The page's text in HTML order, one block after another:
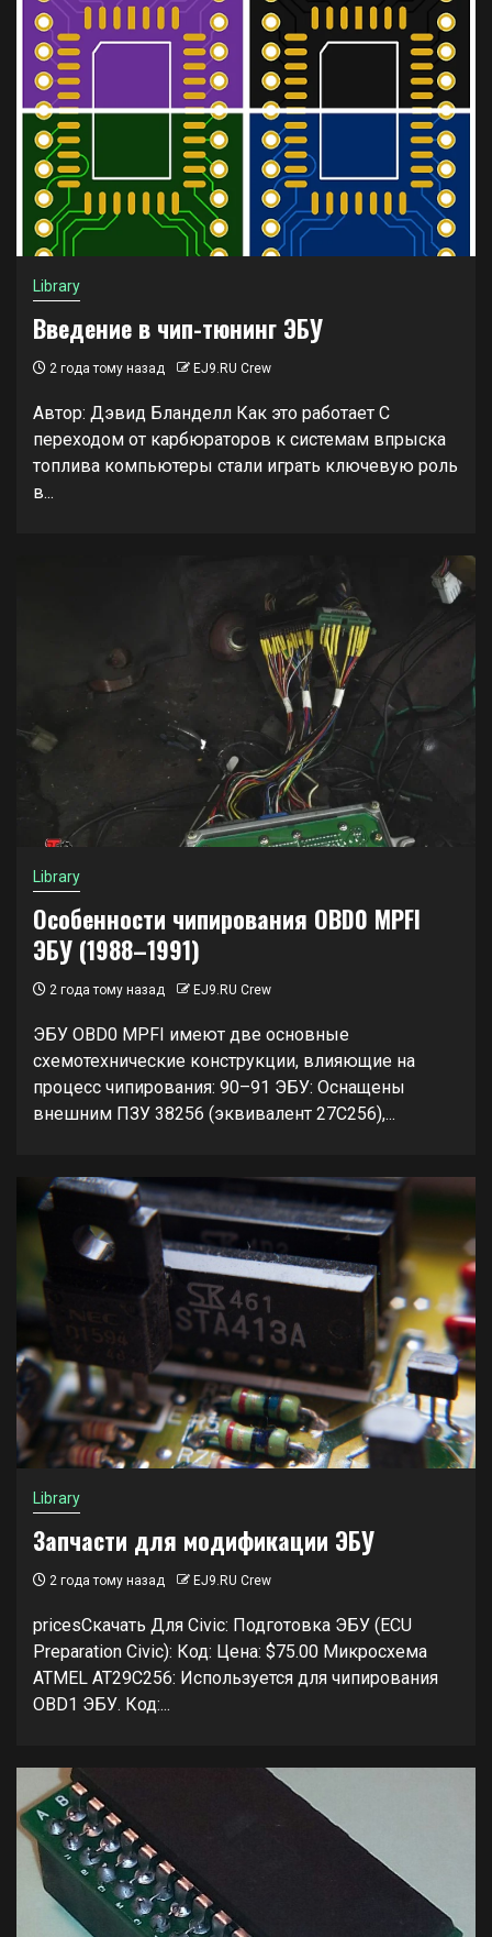
Library
Введение в чип-тюнинг ЭБУ
2 года тому назад EJ9.RU Crew
Автор: Дэвид Бланделл Как это работает С
переходом от карбюраторов к системам впрыска
топлива компьютеры стали играть ключевую роль
в...
Library
Особенности чипирования OBD0 MPFI
ЭБУ (1988–1991)
2 года тому назад EJ9.RU Crew
ЭБУ OBD0 MPFI имеют две основные
схемотехнические конструкции, влияющие на
процесс чипирования: 90–91 ЭБУ: Оснащены
внешним ПЗУ 38256 (эквивалент 27C256),...
Library
Запчасти для модификации ЭБУ
2 года тому назад EJ9.RU Crew
pricesСкачать Для Civic: Подготовка ЭБУ (ECU
Preparation Civic): Код: Цена: $75.00 Микросхема
ATMEL AT29C256: Используется для чипирования
OBD1 ЭБУ. Код:...